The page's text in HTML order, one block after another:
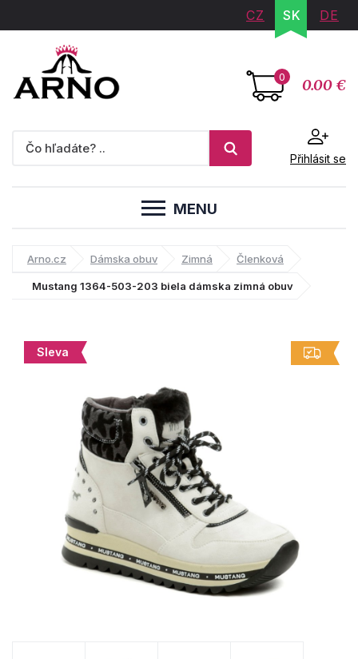
CZ SK DE
0 0.00 €
Přihlásit se
MENU
Arno.cz Dámska obuv Zimná Členková
Mustang 1364-503-203 biela dámska zimná obuv
Sleva